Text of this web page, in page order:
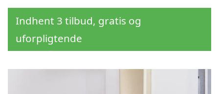
Indhent 3 tilbud, gratis og
uforpligtende